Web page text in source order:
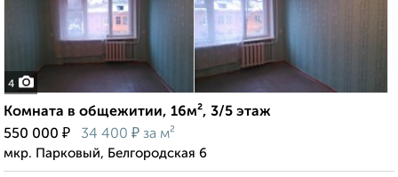
4
Комната в общежитии, 16м², 3/5 этаж
550 000 ₽ 34 400 ₽ за м²
мкр. Парковый, Белгородская 6